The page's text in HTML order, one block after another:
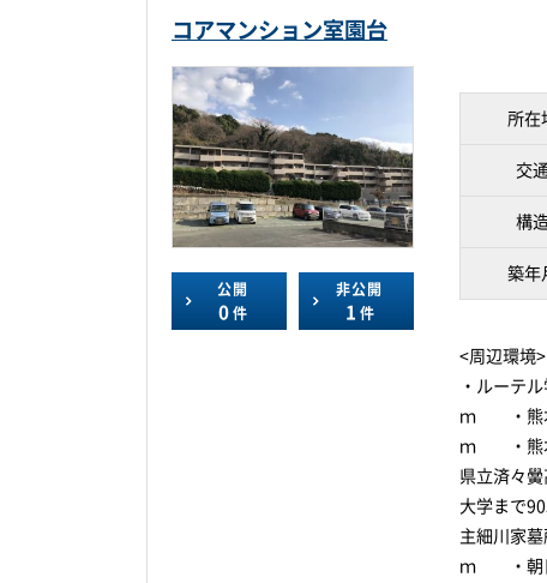
コアマンション室園台
公開
0 件
非公開
1 件
所在
交通
構
築年
<周辺環境>
・ルーテ
ｍ ・熊本
ｍ ・熊
県立済々
大学まで
主細川家
ｍ ・朝